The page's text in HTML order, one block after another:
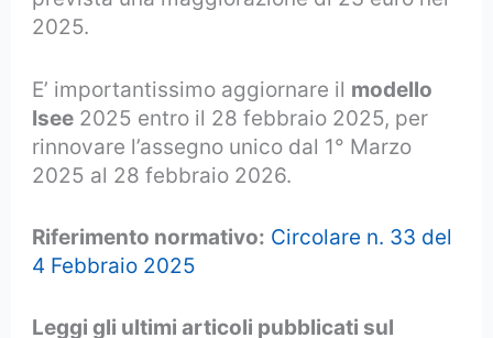
2025.
E’ importantissimo aggiornare il modello
Isee 2025 entro il 28 febbraio 2025, per
rinnovare l’assegno unico dal 1° Marzo
2025 al 28 febbraio 2026.
Riferimento normativo: Circolare n. 33 del
4 Febbraio 2025
Leggi gli ultimi articoli pubblicati sul